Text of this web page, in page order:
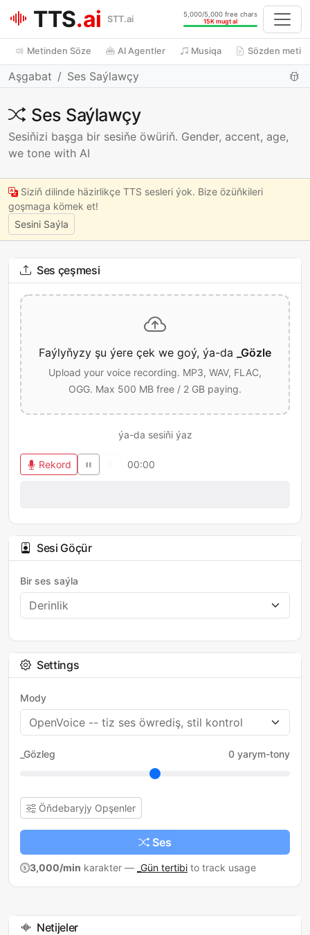
TTS.ai STT.ai
5,000/5,000 free chars
15K mugt al
Metinden Söze AI Agentler Musiqa Sözden metin
Aşgabat Ses Saýlawçy
Ses Saýlawçy
Sesiňizi başga bir sesiňe öwüriň. Gender, accent, age,
we tone with AI
Siziň dilinde häzirlikçe TTS sesleri ýok. Bize özüňkileri
goşmaga kömek et!
Sesini Saýla
Ses çeşmesi
Faýlyňyzy şu ýere çek we goý, ýa-da _Gözle
Upload your voice recording. MP3, WAV, FLAC,
OGG. Max 500 MB free / 2 GB paying.
ýa-da sesiňi ýaz
Rekord 00:00
Sesi Göçür
Bir ses saýla
Settings
Mody
_Gözleg 0 yarym-tony
Öňdebaryjy Opşenler
Ses
3,000/min karakter — _Gün tertibi to track usage
Netijeler